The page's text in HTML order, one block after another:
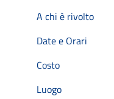
A chi è rivolto
Date e Orari
Costo
Luogo